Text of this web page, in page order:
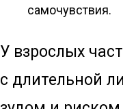
самочувствия.
У взрослых
с длительной